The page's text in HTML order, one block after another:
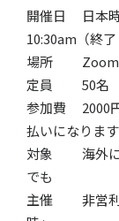
開催日 日本
10:30am（終了
場所 Zoom
定員 50名
参加費 2000
払いになります
対象 海外
でも
主催 非営利